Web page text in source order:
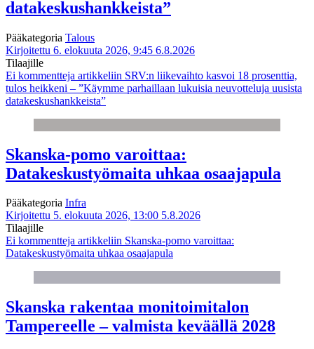
datakeskushankkeista”
Pääkategoria Talous
Kirjoitettu 6. elokuuta 2026, 9:45 6.8.2026
Tilaajille
Ei kommentteja artikkeliin SRV:n liikevaihto kasvoi 18 prosenttia,
tulos heikkeni – ”Käymme parhaillaan lukuisia neuvotteluja uusista
datakeskushankkeista”
Skanska-pomo varoittaa:
Datakeskustyömaita uhkaa osaajapula
Pääkategoria Infra
Kirjoitettu 5. elokuuta 2026, 13:00 5.8.2026
Tilaajille
Ei kommentteja artikkeliin Skanska-pomo varoittaa:
Datakeskustyömaita uhkaa osaajapula
Skanska rakentaa monitoimitalon
Tampereelle – valmista keväällä 2028